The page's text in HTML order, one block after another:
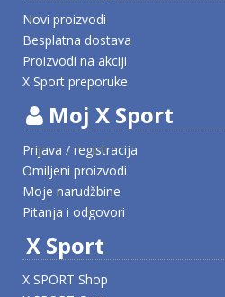
Novi proizvodi
Besplatna dostava
Proizvodi na akciji
X Sport preporuke
Moj X Sport
Prijava / registracija
Omiljeni proizvodi
Moje narudžbine
Pitanja i odgovori
X Sport
X SPORT Shop